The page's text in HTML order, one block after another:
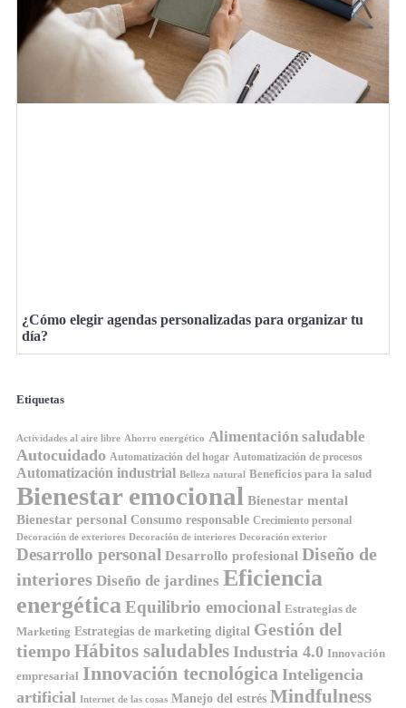
¿Cómo elegir agendas personalizadas para organizar tu
día?
Etiquetas
Actividades al aire libre Ahorro energético Alimentación saludable
Autocuidado Automatización del hogar Automatización de procesos
Automatización industrial Belleza natural Beneficios para la salud
Bienestar emocional Bienestar mental
Bienestar personal Consumo responsable Crecimiento personal
Decoración de exteriores Decoración de interiores Decoración exterior
Desarrollo personal Desarrollo profesional Diseño de
interiores Diseño de jardines Eficiencia
energética Equilibrio emocional Estrategias de
Marketing Estrategias de marketing digital Gestión del
tiempo Hábitos saludables Industria 4.0 Innovación
empresarial Innovación tecnológica Inteligencia
artificial Internet de las cosas Manejo del estrés Mindfulness